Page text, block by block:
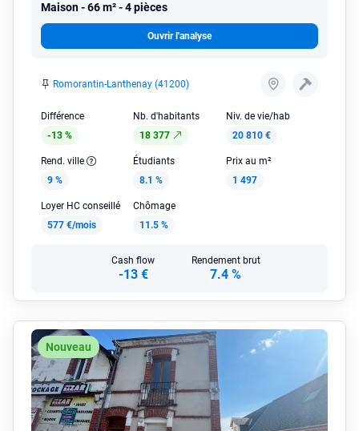
Maison 66 m² - 4 pièces
Ouvrir l'analyse
Romorantin-Lanthenay (41200)
Différence
-13 %
Nb. d'habitants
18 377
Niv. de vie/hab
20 810 €
Rend. ville
9 %
Étudiants
8.1 %
Prix au m²
1 497
Loyer HC conseillé
577 €/mois
Chômage
11.5 %
Cash flow
-13 €
Rendement brut
7.4 %
Nouveau